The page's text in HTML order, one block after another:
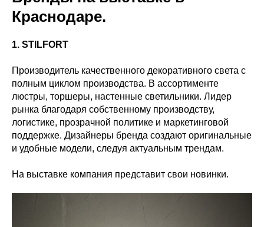
Краснодаре.
1. STILFORT
Производитель качественного декоративного света с
полным циклом производства. В ассортименте
люстры, торшеры, настенные светильники. Лидер
рынка благодаря собственному производству,
логистике, прозрачной политике и маркетинговой
поддержке. Дизайнеры бренда создают оригинальные
и удобные модели, следуя актуальным трендам.
На выставке компания представит свои новинки.